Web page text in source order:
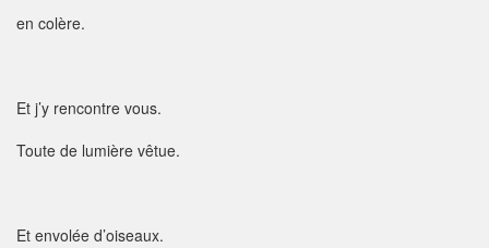
en colère.
Et j’y rencontre vous.
Toute de lumière vêtue.
Et envolée d’oiseaux.